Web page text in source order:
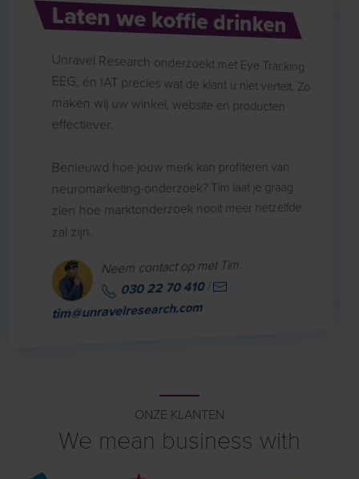
Laten we koffie drinken
Unravel Research onderzoekt met Eye Tracking
EEG, én IAT precies wat de klant u niet vertelt. Zo
maken wij uw winkel, website en producten
effectiever.
Benieuwd hoe jouw merk kan profiteren van
neuromarketing-onderzoek? Tim laat je graag
zien hoe marktonderzoek nooit meer hetzelfde
zal zijn.
Neem contact op met Tim:
030 22 70 410|
tim@unravelresearch.com
ONZE KLANTEN
We mean business with